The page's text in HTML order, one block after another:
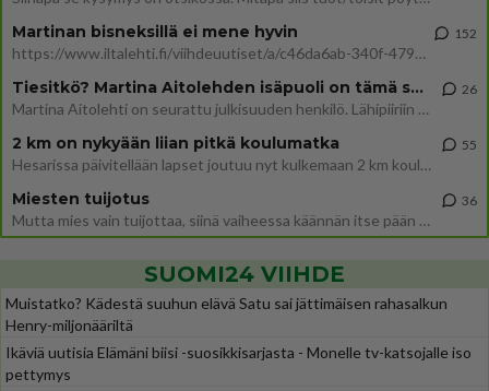
Martinan bisneksillä ei mene hyvin
https://www.iltalehti.fi/viihdeuutiset/a/c46da6ab-340f-4790-aaa7-0865eed2336 Yrityksen konkurssihakemus on tullut kärä
152
Tiesitkö? Martina Aitolehden isäpuoli on tämä suosittu laulaja
Martina Aitolehti on seurattu julkisuuden henkilö. Lähipiiriin mahtuu muitakin tunnettuja henkilöitä. Tiesitkö, että Ma
26
2 km on nykyään liian pitkä koulumatka
Hesarissa päivitellään lapset joutuu nyt kulkemaan 2 km kouluun jösses. Ruostefillarilla tuo matka menee vaikka miten äk
55
Miesten tuijotus
Mutta mies vain tuijottaa, siinä vaiheessa käännän itse pään pois. Mikä juttu? Yleensä jos joku tuijottaa tai katsoo, hä
36
SUOMI24 VIIHDE
Muistatko? Kädestä suuhun elävä Satu sai jättimäisen rahasalkun
Henry-miljonääriltä
Ikäviä uutisia Elämäni biisi -suosikkisarjasta - Monelle tv-katsojalle iso
pettymys